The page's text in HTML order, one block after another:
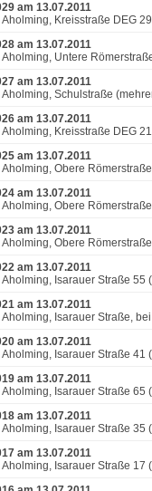
am 13.07.2011
Aholming, Kreisstraße DEG
am 13.07.2011
Aholming, Untere
am 13.07.2011
Aholming, Schulstraße
am 13.07.2011
Aholming, Kreisstraße DEG
am 13.07.2011
Aholming, Obere
am 13.07.2011
Aholming, Obere
am 13.07.2011
Aholming, Obere
am 13.07.2011
Aholming, Isarauer Straße 55
am 13.07.2011
Aholming, Isarauer Straße,
am 13.07.2011
Aholming, Isarauer Straße 41
am 13.07.2011
Aholming, Isarauer Straße
am 13.07.2011
Aholming, Isarauer Straße 35
am 13.07.2011
Aholming, Isarauer Straße 17